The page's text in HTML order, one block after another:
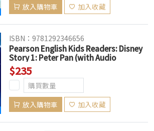
放入購物車 加入收藏
ISBN：9781292346656
Pearson English Kids Readers: Disney
Story 1: Peter Pan (with Audio
Download Access Code) (American
English)
$235
放入購物車 加入收藏